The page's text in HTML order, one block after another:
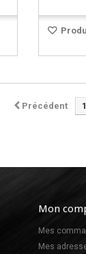
Précédent 1
Mon
Mes
Mes